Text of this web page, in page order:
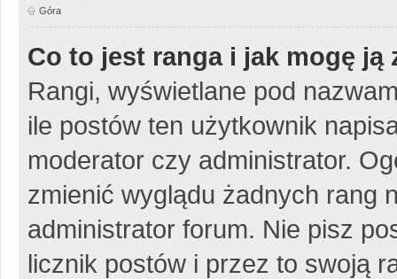
Góra
Co to jest ranga i jak mogę ją
Rangi, wyświetlane pod
ile postów ten użytkownik
moderator czy administrator.
zmienić wyglądu żadnych rang
administrator forum. Nie pisz
licznik postów i przez to swoją